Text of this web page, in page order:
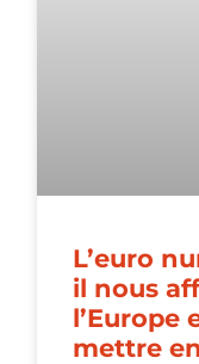
L’euro
il nous
l’Europe
mettre